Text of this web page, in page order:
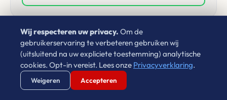
Google Beoordelingen
Wij respecteren uw privacy. Om de
gebruikerservaring te verbeteren gebruiken wij
(uitsluitend na uw expliciete toestemming) analytische
cookies. Opt-in vereist. Lees onze Privacyverklaring.
Weigeren Accepteren
Verstuur WhatsApp